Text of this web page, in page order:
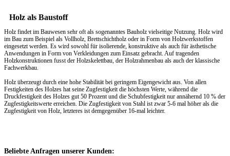
Holz als Baustoff
Holz findet im Bauwesen sehr oft als sogenanntes Bauholz vielseitige Nutzung. Holz wird
im Bau zum Beispiel als Vollholz, Brettschichtholz oder in Form von Holzwerkstoffen
eingesetzt werden. Es wird sowohl für isolierende, konstruktive als auch für ästhetische
Anwendungen in Form von Verkleidungen zum Einsatz gebracht. Auf tragenden
Holzkonstruktionen fusst der Holzskelettbau, der Holzrahmenbau als auch der klassische
Fachwerkbau.
Holz überzeugt durch eine hohe Stabilität bei geringem Eigengewicht aus. Von allen
Festigkeiten des Holzes hat seine Zugfestigkeit die höchsten Werte, während die
Druckfestigkeit des Holzes gut 50 Prozent und die Schubfestigkeit nur annähernd 10 % der
Zugfestigkeitswerte erreichen. Die Zugfestigkeit von Stahl ist zwar 5-6 mal höher als die
Zugfestigkeit von Holz, letzteres ist demgegenüber 16-mal leichter.
Beliebte Anfragen unserer Kunden: